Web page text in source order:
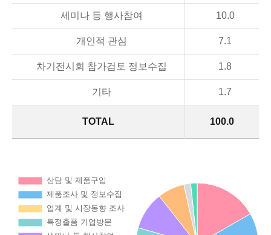
TOTAL 100.0
세미나 등 행사참여 10.0
개인적 관심 7.1
차기전시회 참가검토 정보수집 1.8
기타 1.7